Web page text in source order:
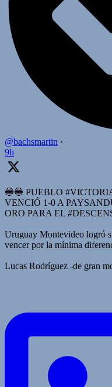
@bachsmartin ·
9h
🔵🔵 PUEBLO
VENCIÓ 1-0 A
ORO PARA EL
Uruguay Montevideo logró
vencer por la mínima
Lucas Rodríguez -de gran